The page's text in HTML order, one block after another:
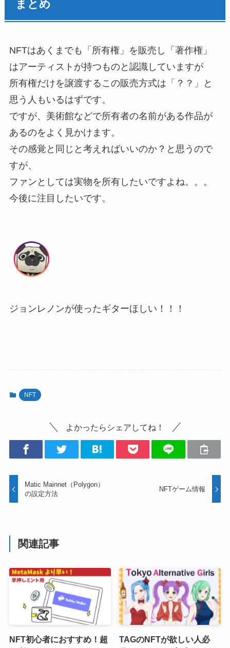
まとめ
NFTはあくまでも「所有権」を販売し「著作権」
はアーティストが持つものと認識していますが
所有権だけを譲渡するこの販売方式は「？？」と
思う人もいるはずです。
ですが、美術館などで所有者の名前がある作品が
あるのをよく見かけます。
その感覚と同じと考えればいいのか？と思うので
すが、
ファンとしては実物を所有したいですよね。。。
今後に注目したいです。
ジョンレノンが使ったギターほしい！！！
NFT
よかったらシェアしてね！
Matic Mainnet（Polygon）
の設定方法
NFTゲーム情報
関連記事
NFT初心者におすすめ！超
TAGのNFTが欲しい人必